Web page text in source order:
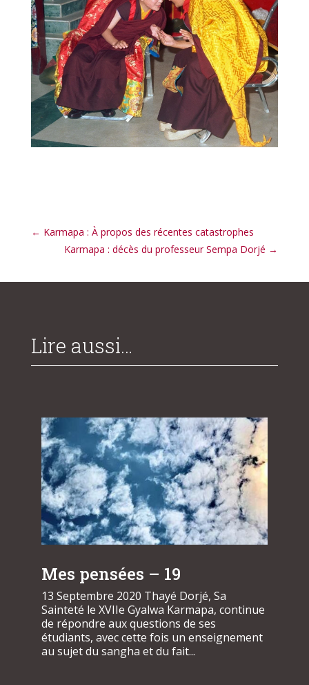
← Karmapa : À propos des récentes catastrophes
Karmapa : décès du professeur Sempa Dorjé →
Lire aussi…
Mes pensées – 19
13 Septembre 2020 Thayé Dorjé, Sa
Sainteté le XVIIe Gyalwa Karmapa, continue
de répondre aux questions de ses
étudiants, avec cette fois un enseignement
au sujet du sangha et du fait...